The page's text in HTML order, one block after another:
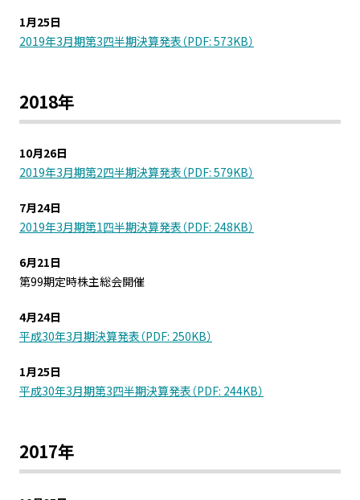
1月25日
2019年3月期第3四半期決算発表（PDF: 573KB）
2018年
10月26日
2019年3月期第2四半期決算発表（PDF: 579KB）
7月24日
2019年3月期第1四半期決算発表（PDF: 248KB）
6月21日
第99期定時株主総会開催
4月24日
平成30年3月期決算発表（PDF: 250KB）
1月25日
平成30年3月期第3四半期決算発表（PDF: 244KB）
2017年